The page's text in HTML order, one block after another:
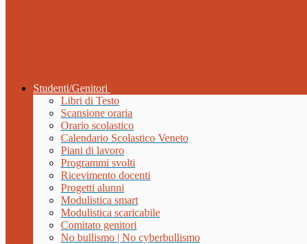
Studenti/Genitori
Libri di Testo
Scansione oraria
Orario scolastico
Calendario Scolastico Veneto
Piani di lavoro
Programmi svolti
Ricevimento docenti
Progetti alunni
Modulistica smart
Modulistica scaricabile
Comitato genitori
No bullismo | No cyberbullismo